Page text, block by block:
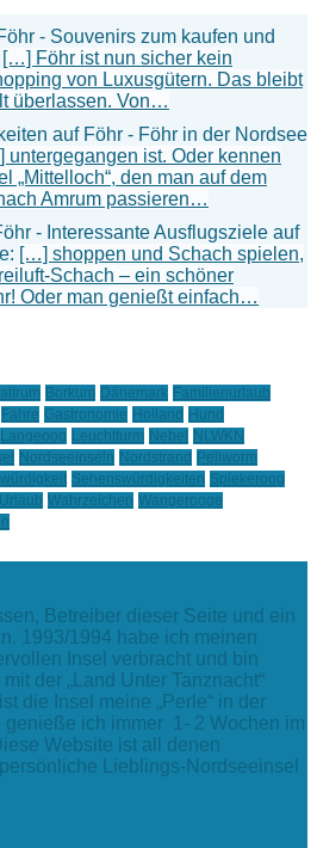
- Souvenirs zum kaufen und
[…] Föhr ist nun sicher kein
von Luxusgütern. Das bleibt
überlassen. Von…
auf Föhr - Föhr in der Nordsee
untergegangen ist. Oder kennen
„Mittelloch“, den man auf dem
Amrum passieren…
- Interessante Ausflugsziele auf
[…] shoppen und Schach spielen,
Schach – ein schöner
Oder man genießt einfach…
Borkum Dänemark Familienurlaub
Fähre Gastronomie Holland Hund
Langeoog Leuchtturm Nebel NLWKN
Nordseeinseln Nordstrand Pellworm
Sehenswürdigkeiten Spiekeroog
Urlaub Wahrzeichen Wangerooge
Betreiber dieser Seite und ein
1993/1994 habe ich meinen
Insel verbracht und bin
der „Land Unter Tanznacht“
die Insel meine „Perle“ in der
genieße ich immer 1- 2 Wochen im
Website ist all denen
Lieblings-Nordseeinsel